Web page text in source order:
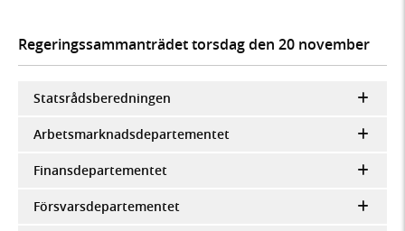
Regeringssammanträdet torsdag den 20 november
Statsrådsberedningen
Arbetsmarknadsdepartementet
Finansdepartementet
Försvarsdepartementet